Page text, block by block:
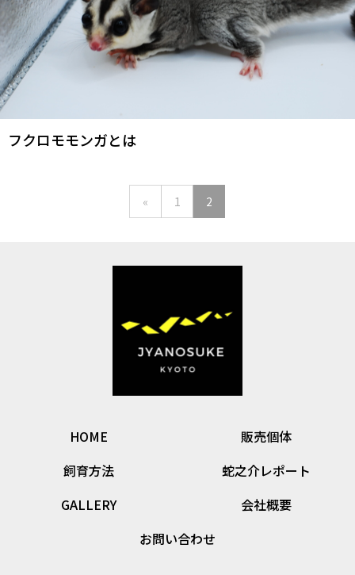
フクロモモンガとは
« 1 2
HOME
販売個体
飼育方法
蛇之介レポート
GALLERY
会社概要
お問い合わせ